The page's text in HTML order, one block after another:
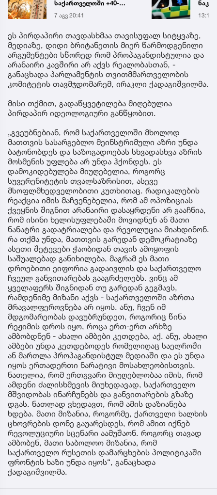
ნაკბენით მძიმე
მდგომარეობაში მყოფი
ახალგაზრდა
გადაარჩინეს
13:15 7 აგვ
ეს პირდაპირი თავდასხმაა თავისუფალ სიტყვაზე,
მედიაზე, დიდი ბრიტანეთის მიერ წარმოდგენილი
არგუმენტები სწორედ რომ პროპაგანდისტულია და
არანაირი კავშირი არ აქვს რეალობასთან, -
განაცხადა პარლამენტის თვითმმართველობის
კომიტეტის თავმჯდომარემ, ირაკლი ქადაგიშვილმა.
მისი თქმით, გადაწყვეტილება მიღებულია
პირდაპირ იდეოლოგიური განწყობით.
„გვეუბნებიან, რომ საქართველოში მხოლოდ
მათთვის სასარგებლო მეინსტრიმული აზრი უნდა
ბატონობდეს და საზოგადოებას სხვადასხვა აზრის
მოსმენის უფლება არ უნდა ჰქონდეს. ეს
დამოკიდებულება მიუღებელია, როგორც
სუვერენიტეტის თვალსაზრისით, ასევე
მსოფლმხედველობითი კუთხითაც. რადიკალების
რეაქცია იმის მაჩვენებელია, რომ ამ ოპოზიციას
ქვეყნის შიგნით არანაირი დასაყრდენი არ გააჩნია,
რომ ისინი ხელისუფლებაში მოვიდნენ ან მათი
ნანატრი გადატრიალება და რევოლუცია მიახდინონ.
რა თქმა უნდა, მათთვის გარედან დემოკრატიაზე
ასეთი შეტევები ჭაობიდან თავის ამოყოფის
საშუალებად განიხილება, მაგრამ ეს მათი
დროებითი ეიფორია გადაივლის და საქართველო
ჩვეულ განვითარებას გააგრძელებს. ვინც ამ
ყველაფერს შიგნიდან თუ გარედან გეგმავს,
რამდენიმე მიზანი აქვს - საქართველოში აზრთა
მრავალფეროვნება არ იყოს. ანუ, ჩვენ იმ
მდგომარეობას დავუბრუნდეთ, როგორიც წინა
რეჟიმის დროს იყო, როცა ერთ-ერთ არხზე
ამბობდნენ - ახალი ამბები კეთდება, აქ. ანუ, ახალი
ამბები უნდა კეთდებოდეს რომელიღაც საელჩოში
ან მართლა პროპაგანდისტულ მედიაში და ეს უნდა
იყოს ერთადერთი ნარატივი მოსახლეობისთვის.
ნათელია, რომ ერთგვარი მიუღებლობაა იმის, რომ
ამდენი ძალისხმევის მიუხედავად, საქართველო
მშვიდობას ინარჩუნებს და განვითარების გზაზე
დგას. ნათლად ვხედავთ, რომ ამის დაზიანება
ხდება. მათი მიზანია, როგორმე, ქართველი ხალხის
ცხოვრების დონე გაუარესდეს, რომ ამით იქნებ
რევოლუციური სცენარი აამუშაონ. როგორც თავად
ამბობენ, მათი საბოლოო მიზანია, რომ
საქართველო რუსეთის დამარცხების პოლიტიკაში
ფრონტის ხაზი უნდა იყოს“, განაცხადა
ქადაგიშვილმა.